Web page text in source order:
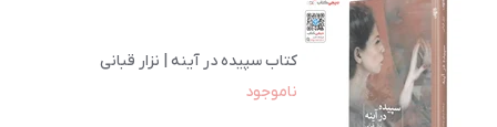
کتاب سپیده در آینه | نزار قبانی
ناموجود